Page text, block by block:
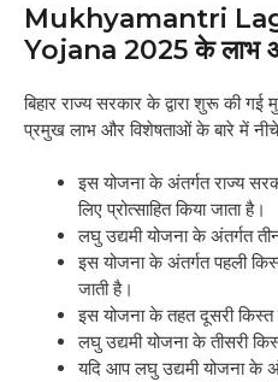
Mukhyamantri
Yojana 2025 के लाभ
बिहार राज्य सरकार के द्वारा शुरू की
प्रमुख लाभ और विशेषताओं के बारे में नीचे
इस योजना के अंतर्गत राज्य
लिए प्रोत्साहित किया जाता है।
लघु उद्यमी योजना के अंतर्गत
इस योजना के अंतर्गत पहली
जाती है।
इस योजना के तहत दूसरी
लघु उद्यमी योजना के तीसरी
यदि आप लघु उद्यमी योजना के